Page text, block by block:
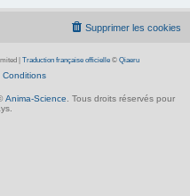
Supprimer les cookies
Traduction française officielle© Qiaeru
Conditions
Anima-Science . Tous droits réservés pour